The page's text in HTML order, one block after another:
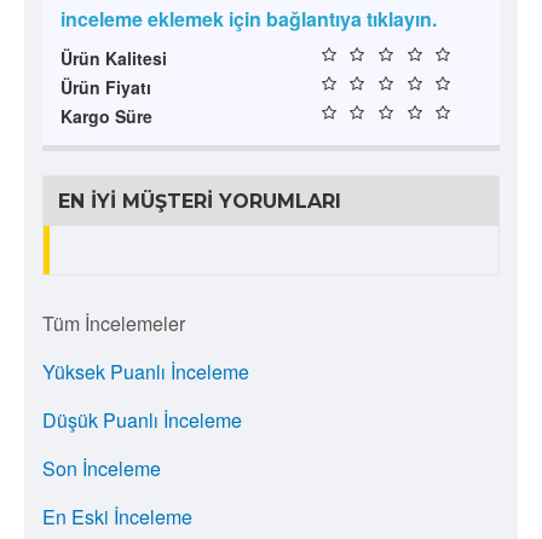
inceleme eklemek için bağlantıya tıklayın.
Ürün Kalitesi
Ürün Fiyatı
Kargo Süre
EN İYI MÜŞTERI YORUMLARI
Tüm İncelemeler
Yüksek Puanlı İnceleme
Düşük Puanlı İnceleme
Son İnceleme
En Eski İnceleme